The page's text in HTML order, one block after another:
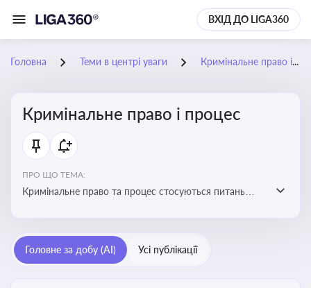
ВХІД ДО LIGA360
Головна Теми в центрі уваги Кримінальне право і процес
Кримінальне право і процес
ПРО ЩО ТЕМА:
Кримінальне право та процес стосуються питань
Головне за добу (AI) Усі публікації